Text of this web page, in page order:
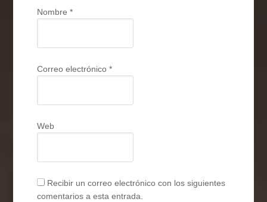
Nombre*
Correo electrónico*
Web
Recibir un correo electrónico con los siguientes
comentarios a esta entrada.